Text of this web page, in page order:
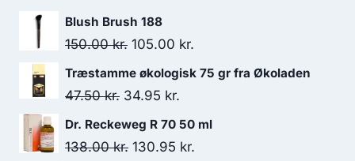
67.95 kr..
Blush Brush 188
150.00kr. Den
oprindelige
pris
150.00 kr..
105.00 kr.
aktuelle
Træstamme økologisk 75 gr fra Økoladen
47.50kr. Den
oprindelige
pris
34.95 kr.
aktuelle
pris
Dr. Reckeweg R 70 50 ml
138.00kr. Den
130.95 kr.